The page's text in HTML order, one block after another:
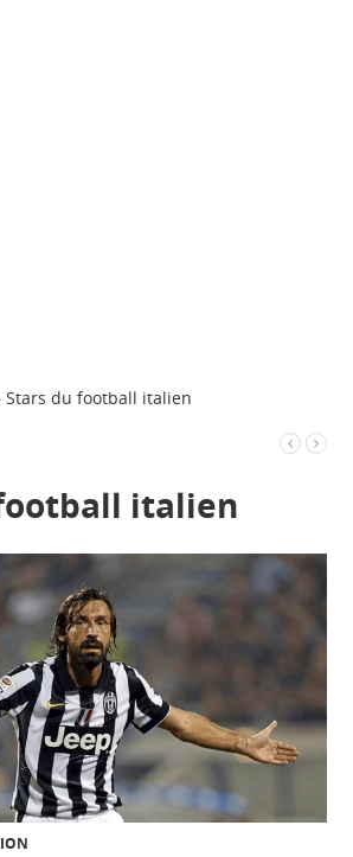
Stars du football italien
italien